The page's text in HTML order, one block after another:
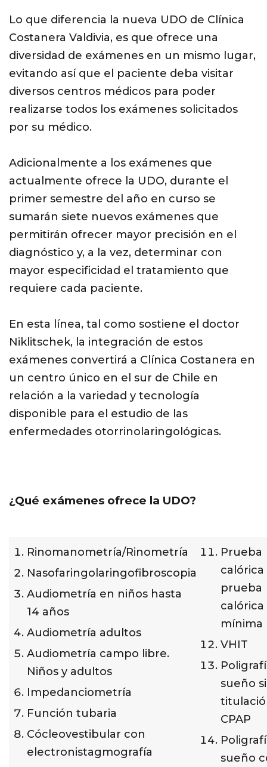
Lo que diferencia la nueva UDO de Clínica
Costanera Valdivia, es que ofrece una
diversidad de exámenes en un mismo lugar,
evitando así que el paciente deba visitar
diversos centros médicos para poder
realizarse todos los exámenes solicitados
por su médico.
Adicionalmente a los exámenes que
actualmente ofrece la UDO, durante el
primer semestre del año en curso se
sumarán siete nuevos exámenes que
permitirán ofrecer mayor precisión en el
diagnóstico y, a la vez, determinar con
mayor especificidad el tratamiento que
requiere cada paciente.
En esta línea, tal como sostiene el doctor
Niklitschek, la integración de estos
exámenes convertirá a Clínica Costanera en
un centro único en el sur de Chile en
relación a la variedad y tecnología
disponible para el estudio de las
enfermedades otorrinolaringológicas.
¿Qué exámenes ofrece la UDO?
Rinomanometría/Rinometría
Nasofaringolaringofibroscopia
Audiometría en niños hasta
14 años
Audiometría adultos
Audiometría campo libre.
Niños y adultos
Impedanciometría
Función tubaria
Cócleovestibular con
electronistagmografía
Prueba
calórica
prueba
calórica
mínima
VHIT
sueño
CPAP
sueño